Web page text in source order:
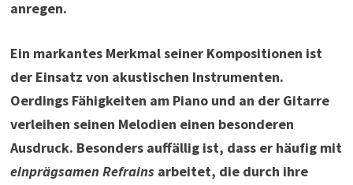
anregen.
Ein markantes Merkmal seiner Kompositionen ist
der Einsatz von akustischen Instrumenten.
Oerdings Fähigkeiten am Piano und an der Gitarre
verleihen seinen Melodien einen besonderen
Ausdruck. Besonders auffällig ist, dass er häufig mit
einprägsamen Refrainsarbeitet, die durch ihre